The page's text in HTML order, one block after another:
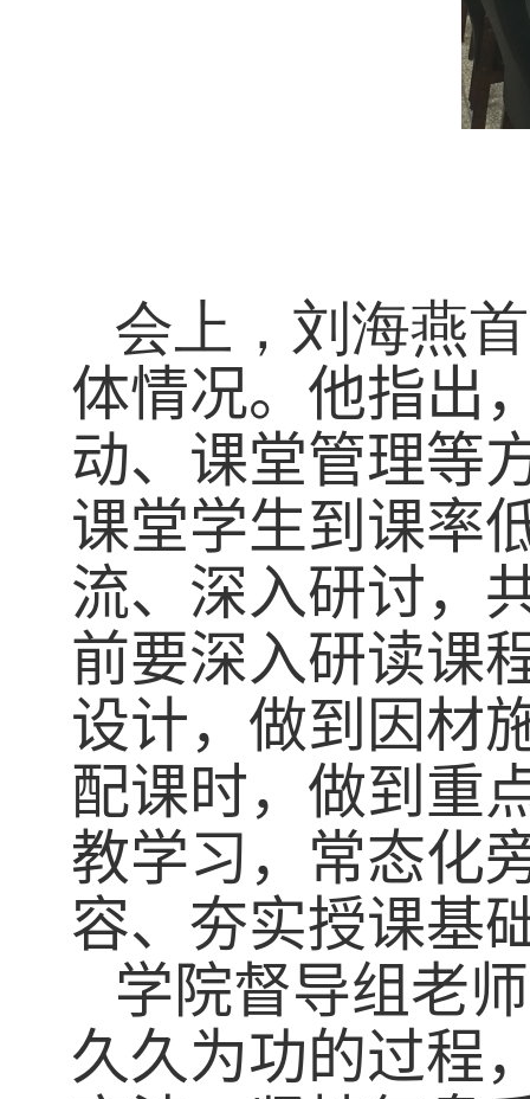
会上，刘海燕
体情况。他指出
动、课堂管理等
课堂学生到课率
流、深入研讨，
前要深入研读课
设计，做到因材
配课时，做到重
教学习，常态化
容、夯实授课基
学院督导组老
久久为功的过程